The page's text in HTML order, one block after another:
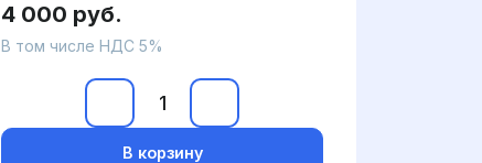
4 000 руб.
В том числе НДС 5%
В корзину